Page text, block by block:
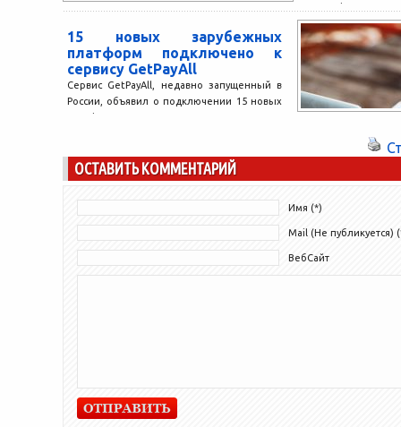
профессии
востребованных
15 новых зарубежных
платформ подключено к
сервису GetPayAll
Сервис GetPayAll, недавно запущенный в
России, объявил о подключении 15 новых
платформ, доступных для оплаты в России.
ОСТАВИТЬ КОММЕНТАРИЙ
Имя (*)
Mail (Не публикуется)
ВебСайт